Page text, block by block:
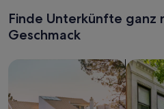
Finde Unterkünfte ganz
Geschmack
Suche nach FerienhäusernSuche